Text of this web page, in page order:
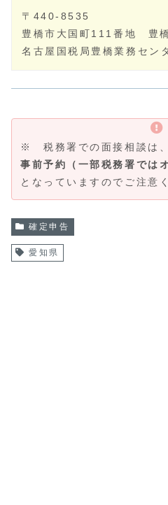
〒440-8535
豊橋市大国町111番地 豊
名古屋国税局豊橋業務セン
※ 税務署での面接相談は
事前予約（一部税務署では
となっていますのでご注意
確定申告
愛知県